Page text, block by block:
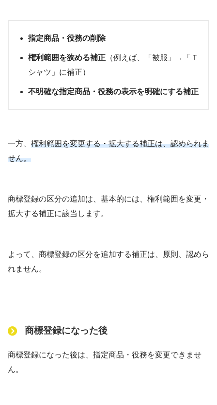
指定商品・役務の削除
権利範囲を狭める補正 （例えば、「被服」→「Ｔ
シャツ」に補正）
不明確な指定商品・役務の表示を明確にする補正
一方、 権利範囲を変更する・拡大する補正は、認められま
せん。
商標登録の区分の追加は、基本的には、権利範囲を変更・
拡大する補正に該当します。
よって、商標登録の区分を追加する補正は、原則、認めら
れません。
商標登録になった後
商標登録になった後は、指定商品・役務を変更できませ
ん。